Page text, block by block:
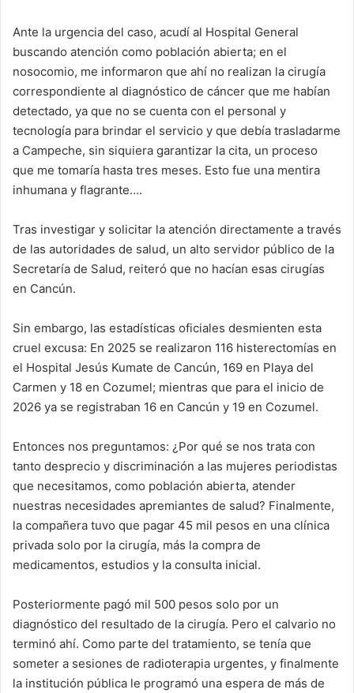
Ante la urgencia del caso, acudí al Hospital General
buscando atención como población abierta; en el
nosocomio, me informaron que ahí no realizan la cirugía
correspondiente al diagnóstico de cáncer que me habían
detectado, ya que no se cuenta con el personal y
tecnología para brindar el servicio y que debía trasladarme
a Campeche, sin siquiera garantizar la cita, un proceso
que me tomaría hasta tres meses. Esto fue una mentira
inhumana y flagrante….
Tras investigar y solicitar la atención directamente a través
de las autoridades de salud, un alto servidor público de la
Secretaría de Salud, reiteró que no hacían esas cirugías
en Cancún.
Sin embargo, las estadísticas oficiales desmienten esta
cruel excusa: En 2025 se realizaron 116 histerectomías en
el Hospital Jesús Kumate de Cancún, 169 en Playa del
Carmen y 18 en Cozumel; mientras que para el inicio de
2026 ya se registraban 16 en Cancún y 19 en Cozumel.
Entonces nos preguntamos: ¿Por qué se nos trata con
tanto desprecio y discriminación a las mujeres periodistas
que necesitamos, como población abierta, atender
nuestras necesidades apremiantes de salud? Finalmente,
la compañera tuvo que pagar 45 mil pesos en una clínica
privada solo por la cirugía, más la compra de
medicamentos, estudios y la consulta inicial.
Posteriormente pagó mil 500 pesos solo por un
diagnóstico del resultado de la cirugía. Pero el calvario no
terminó ahí. Como parte del tratamiento, se tenía que
someter a sesiones de radioterapia urgentes, y finalmente
la institución pública le programó una espera de más de